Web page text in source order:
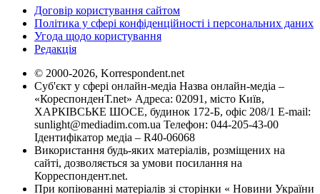
Договір користування сайтом
Політика у сфері конфіденційності і персональних даних
Угода щодо користування
Редакція
© 2000-2026, Korrespondent.net
Суб'єкт у сфері онлайн-медіа Назва онлайн-медіа –
«КореспонденТ.net» Адреса: 02091, місто Київ,
ХАРКІВСЬКЕ ШОСЕ, будинок 172-Б, офіс 208/1 E-mail:
sunlight@mediadim.com.ua Телефон: 044-205-43-00
Ідентифікатор медіа – R40-06068
Використання будь-яких матеріалів, розміщених на
сайті, дозволяється за умови посилання на
Корреспондент.net.
При копіюванні матеріалів зі сторінки « Новини України